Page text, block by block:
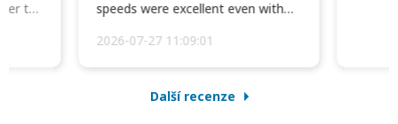
to
speeds were excellent even with
2026-07-27 11:09:01
Další recenze